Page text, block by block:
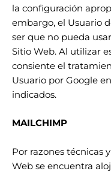
la configuración
embargo, el Usuario
ser que no pueda
Sitio Web. Al utilizar
consiente el
Usuario por Google
indicados.
MAILCHIMP
Por razones técnicas
Web se encuentra